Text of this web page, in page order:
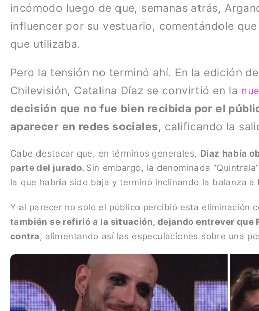
incómodo luego de que, semanas atrás,
influencer por su vestuario, comentándole que
que utilizaba.
Pero la tensión no terminó ahí. En la edición
Chilevisión, Catalina Díaz se convirtió en la
decisión que no fue bien recibida por el
aparecer en redes sociales, calificando la
Cabe destacar que, en términos generales, Díaz había
parte del jurado. Sin embargo, la denominada
la que habría sido baja y terminó inclinando la balanza a
Y al parecer no solo el público percibió esta eliminación
también se refirió a la situación, dejando entrever que
contra, alimentando así las especulaciones sobre una